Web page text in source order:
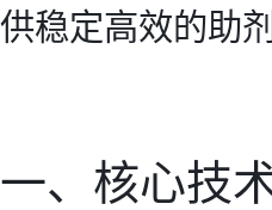
供稳定高效的助
一、核心技